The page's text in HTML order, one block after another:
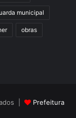
municipal
obras
|
Prefeitura